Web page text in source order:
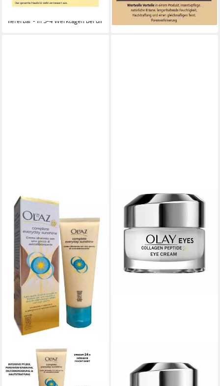
lieferbar - in 3-4 Werktagen bei dir
-13%
lieferbar - in 3-4 Werktagen bei dir